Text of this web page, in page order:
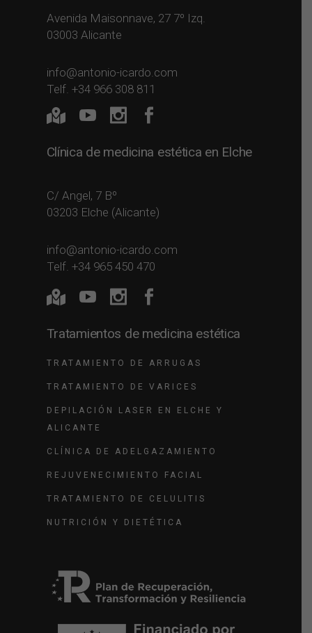
Avenida Maisonnave, 27 7º Izq.
03003 Alicante
info@antonio-icardo.com
Telf. +34 966 308 811
Clínica de medicina estética en Elche
C/ Angel, 7 Bº
03203 Elche (Alicante)
info@antonio-icardo.com
Telf. +34 965 450 470
Tratamientos de medicina estética
TRATAMIENTO DE ARRUGAS
TRATAMIENTO DE VARICES
DEPILACIÓN LASER EN ELCHE Y
ALICANTE
CLÍNICA DE ADELGAZAMIENTO
REJUVENECIMIENTO FACIAL
TRATAMIENTO DE CELULITIS
NUTRICIÓN Y DIETÉTICA